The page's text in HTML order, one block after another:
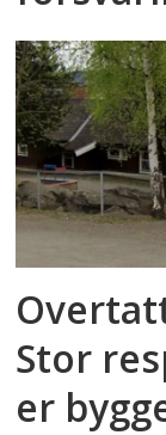
Stor
er